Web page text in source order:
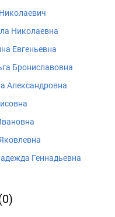
Николаевна
Евгеньевна
Брониславовна
Александровна
Геннадьевна